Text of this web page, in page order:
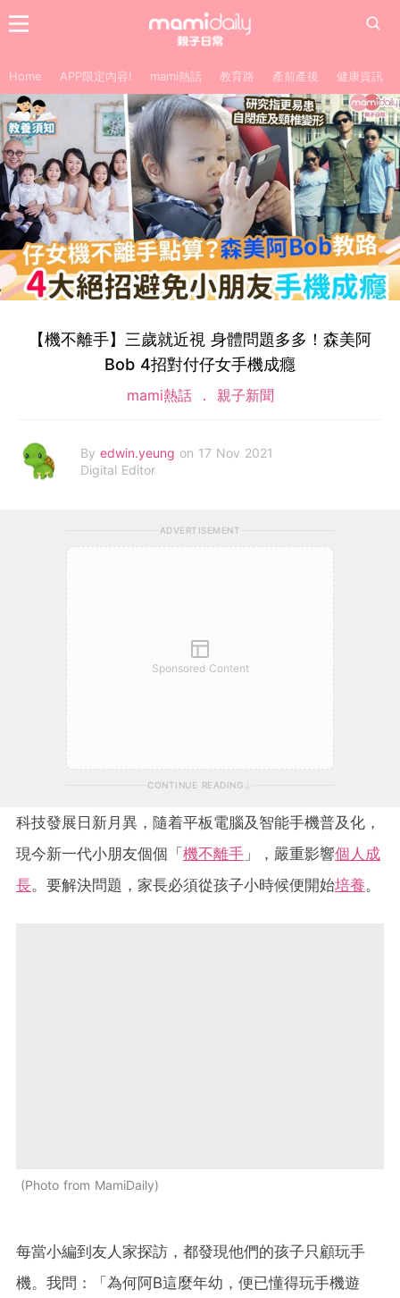
Home APP限定內容! mami熱話 教育路 產前產後 健康資訊
【機不離手】三歲就近視 身體問題多多！森美阿
Bob 4招對付仔女手機成癮
mami熱話 親子新聞
By edwin.yeung on 17 Nov 2021
Digital Editor
ADVERTISEMENT
Sponsored Content
CONTINUE READING
科技發展日新月異，隨着平板電腦及智能手機普及化，
現今新一代小朋友個個「機不離手 」，嚴重影響個人成
長。要解決問題，家長必須從孩子小時候便開始培養。
Photo from MamiDaily
每當小編到友人家探訪，都發現他們的孩子只顧玩手
機。我問：「為何阿B這麼年幼，便已懂得玩手機遊